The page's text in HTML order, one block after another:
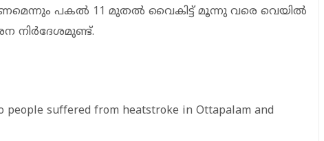
പകല്‍ 11 മുതല്‍ വൈകിട്ട് മൂന്നു വരെ വെയില്‍
നിര്‍ദേശമുണ്ട്.
people suffered from heatstroke in Ottapalam and